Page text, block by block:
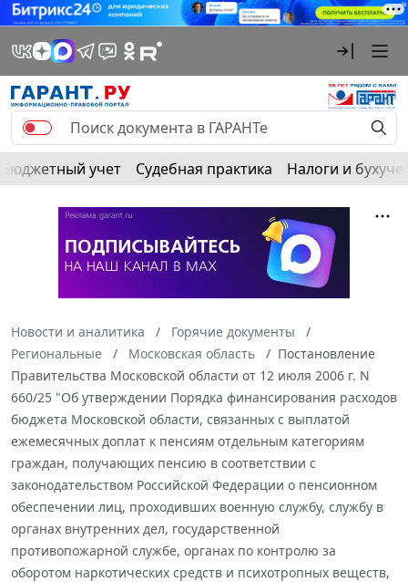
Бюджетный учет Судебная практика Налоги и
Новости и аналитика
Горячие документы
Региональные
Московская область
Постановление
Правительства Московской области от 12 июля 2006 г. N
660/25 "Об утверждении Порядка финансирования расходов
бюджета Московской области, связанных с выплатой
ежемесячных доплат к пенсиям отдельным категориям
граждан, получающих пенсию в соответствии с
законодательством Российской Федерации о пенсионном
обеспечении лиц, проходивших военную службу, службу в
органах внутренних дел, государственной
противопожарной службе, органах по контролю за
оборотом наркотических средств и психотропных веществ,